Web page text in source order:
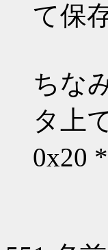
て保
ちな
タ上
0x20